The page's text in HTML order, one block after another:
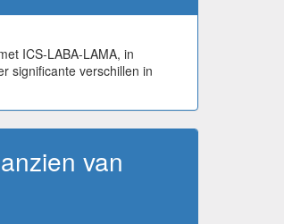
ICS-LABA-LAMA, in
significante verschillen in
van